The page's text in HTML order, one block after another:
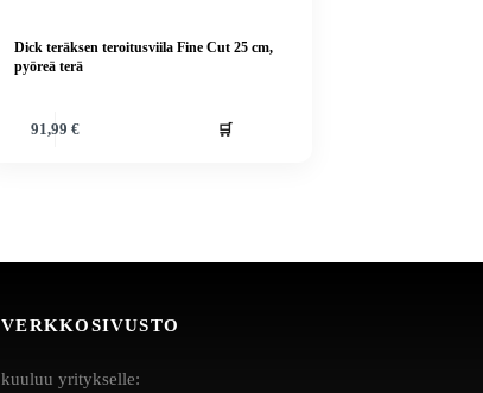
Dick teräksen teroitusviila Fine Cut 25 cm,
pyöreä terä
91,99 € 🛒
VERKKOSIVUSTO
kuuluu yritykselle: